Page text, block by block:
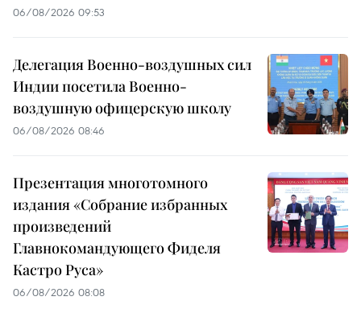
06/08/2026 09:53
Делегация Военно-воздушных сил
Индии посетила Военно-
воздушную офицерскую школу
06/08/2026 08:46
Презентация многотомного
издания «Собрание избранных
произведений
Главнокомандующего Фиделя
Кастро Руса»
06/08/2026 08:08